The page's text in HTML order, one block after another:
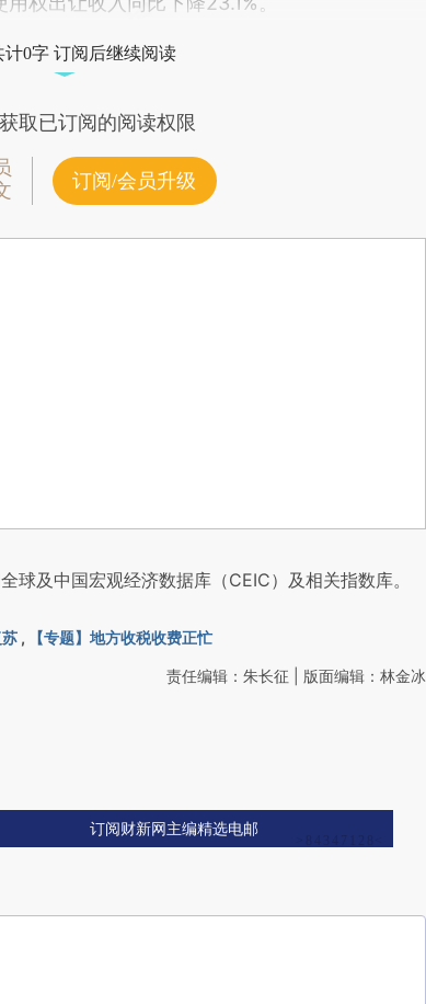
计0字 订阅后继续阅读
取已订阅的阅读权限
订阅/会员升级
球及中国宏观经济数据库（CEIC）及相关指数库。
, 【专题】地方收税收费正忙
责任编辑：朱长征 | 版面编辑：林金冰
订阅财新网主编精选电邮